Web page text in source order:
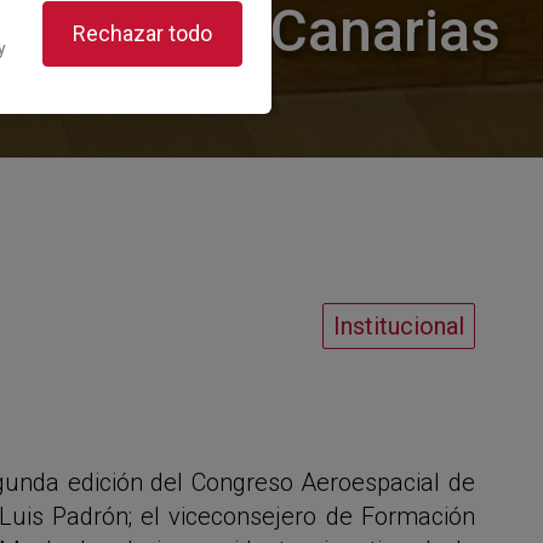
de Canarias
Cámara
Institucional
edición del Congreso Aeroespacial de
Padrón; el viceconsejero de Formación
Rechazar todo